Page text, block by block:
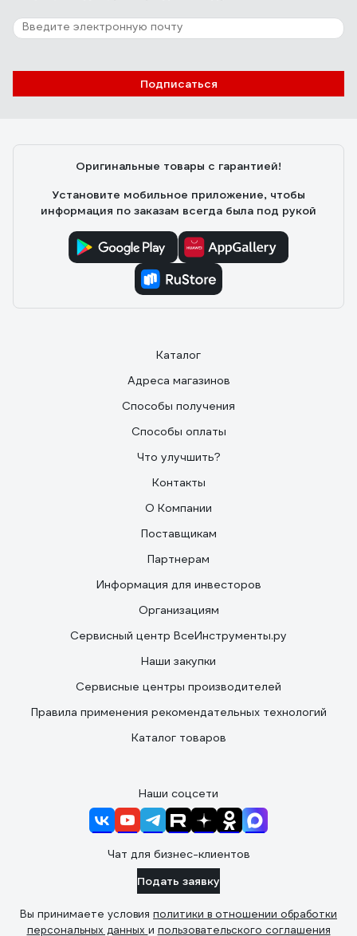
Подписаться
Оригинальные товары с гарантией!
Установите мобильное приложение, чтобы
информация по заказам всегда была под рукой
Каталог
Адреса магазинов
Способы получения
Способы оплаты
Что улучшить?
Контакты
О Компании
Поставщикам
Партнерам
Информация для инвесторов
Организациям
Сервисный центр ВсеИнструменты.ру
Наши закупки
Сервисные центры производителей
Правила применения рекомендательных технологий
Каталог товаров
Наши соцсети
Чат для бизнес-клиентов
Подать заявку
Вы принимаете условия политики в отношении обработки
персональных данных и пользовательского соглашения